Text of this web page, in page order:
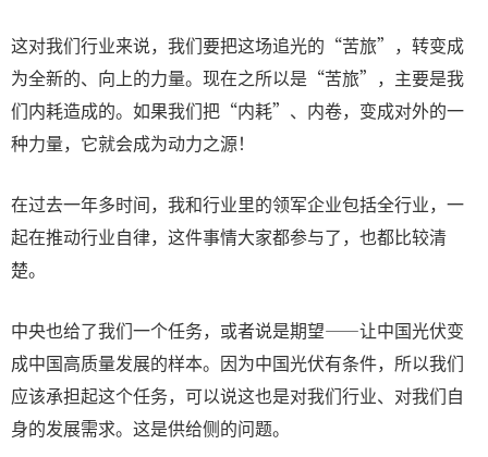
这对我们行业来说，我们要把这场追光的“苦旅”，转变成
为全新的、向上的力量。现在之所以是“苦旅”，主要是我
们内耗造成的。如果我们把“内耗”、内卷，变成对外的一
种力量，它就会成为动力之源！
在过去一年多时间，我和行业里的领军企业包括全行业，一
起在推动行业自律，这件事情大家都参与了，也都比较清
楚。
中央也给了我们一个任务，或者说是期望——让中国光伏变
成中国高质量发展的样本。因为中国光伏有条件，所以我们
应该承担起这个任务，可以说这也是对我们行业、对我们自
身的发展需求。这是供给侧的问题。